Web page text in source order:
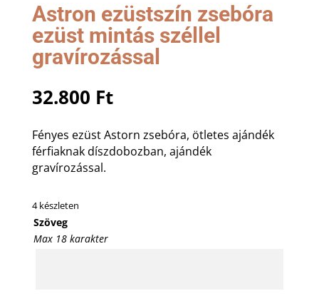
Astron ezüstszín zsebóra
ezüst mintás széllel
gravírozással
32.800 Ft
Fényes ezüst Astorn zsebóra, ötletes ajándék
férfiaknak díszdobozban, ajándék
gravírozással.
4 készleten
Szöveg
Max 18 karakter